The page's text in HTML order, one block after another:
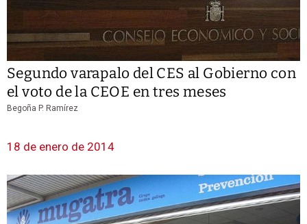
Segundo varapalo del CES al Gobierno con
el voto de la CEOE en tres meses
Begoña P. Ramírez
18 de enero de 2014